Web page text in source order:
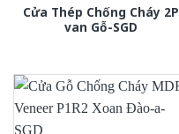
Cửa Thép Chống Cháy 2P
van Gỗ-SGD